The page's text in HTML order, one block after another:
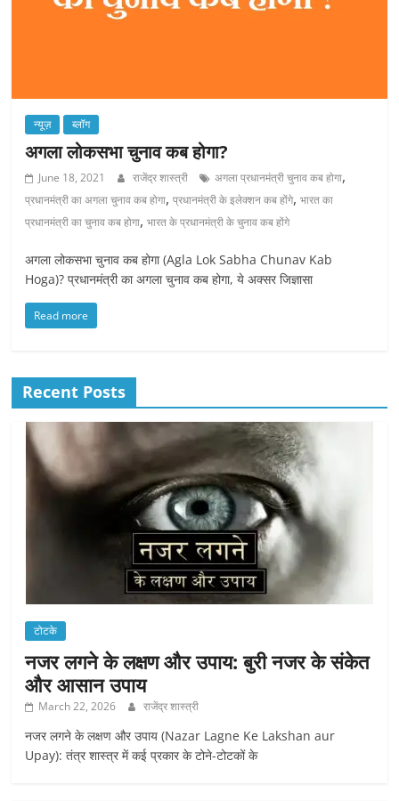
न्यूज़ ब्लॉग
अगला लोकसभा चुनाव कब होगा?
June 18, 2021 राजेंद्र शास्त्री अगला प्रधानमंत्री चुनाव कब होगा,
प्रधानमंत्री का अगला चुनाव कब होगा,प्रधानमंत्री के इलेक्शन कब होंगे,भारत का
प्रधानमंत्री का चुनाव कब होगा,भारत के प्रधानमंत्री के चुनाव कब होंगे
अगला लोकसभा चुनाव कब होगा (Agla Lok Sabha Chunav Kab
Hoga)? प्रधानमंत्री का अगला चुनाव कब होगा, ये अक्सर जिज्ञासा
Read more
Recent Posts
टोटके
नजर लगने के लक्षण और उपाय: बुरी नजर के संकेत
और आसान उपाय
March 22, 2026 राजेंद्र शास्त्री
नजर लगने के लक्षण और उपाय (Nazar Lagne Ke Lakshan aur
Upay): तंत्र शास्त्र में कई प्रकार के टोने-टोटकों के